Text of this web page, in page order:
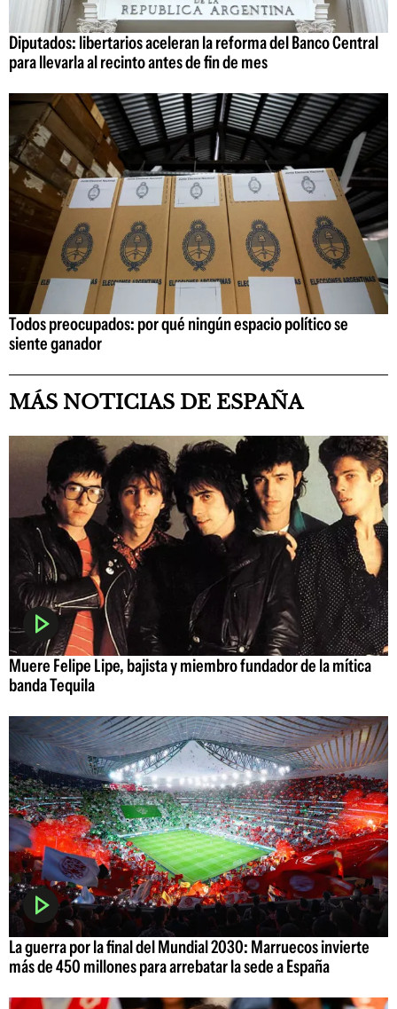
Diputados: libertarios aceleran la reforma del Banco Central
para llevarla al recinto antes de fin de mes
Todos preocupados: por qué ningún espacio político se
siente ganador
MÁS NOTICIAS DE ESPAÑA
Muere Felipe Lipe, bajista y miembro fundador de la mítica
banda Tequila
La guerra por la final del Mundial 2030: Marruecos invierte
más de 450 millones para arrebatar la sede a España